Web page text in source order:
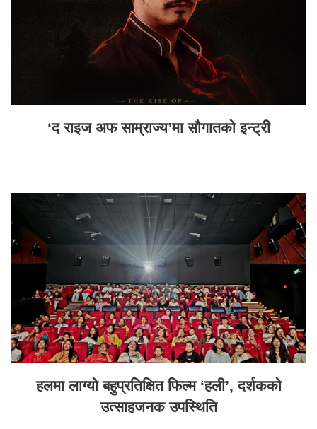
‘द राइज अफ साम्राज्य’मा सौगातको इन्ट्री
हलमा लाग्यो बहुप्रतिक्षित फिल्म ‘हली’, दर्शकको
उत्साहजनक उपस्थिति